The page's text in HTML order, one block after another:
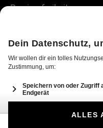
Barrierefreiheit